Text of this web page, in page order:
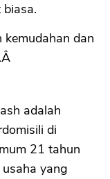
kemudahan dan
adalah
di
21 tahun
yang